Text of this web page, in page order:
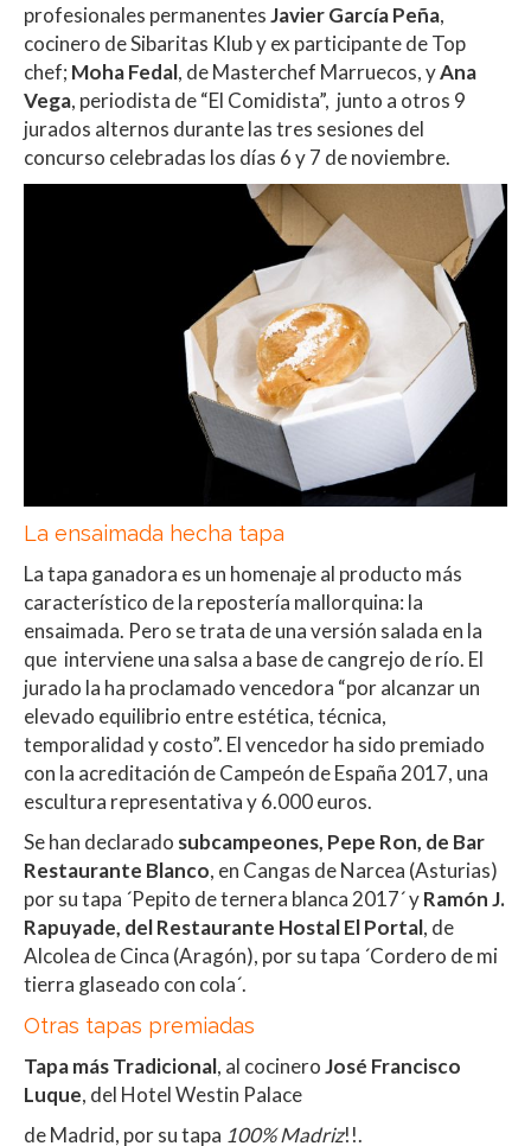
profesionales permanentesJavier García Peña,
cocinero de Sibaritas Klub y ex participante de Top
chef; Moha Fedal, de Masterchef Marruecos, yAna
Vega, periodista de “El Comidista”, junto a otros 9
jurados alternos durante las tres sesiones del
concurso celebradas los días 6 y 7 de noviembre.
La ensaimada hecha tapa
La tapa ganadora es un homenaje al producto más
característico de la repostería mallorquina: la
ensaimada. Pero se trata de una versión salada en la
que interviene una salsa a base de cangrejo de río. El
jurado la ha proclamado vencedora “por alcanzar un
elevado equilibrio entre estética, técnica,
temporalidad y costo”. El vencedor ha sido premiado
con la acreditación de Campeón de España 2017, una
escultura representativa y 6.000 euros.
Se han declarado subcampeones, Pepe Ron, de Bar
Restaurante Blanco, en Cangas de Narcea (Asturias)
por su tapa ´Pepito de ternera blanca 2017´ yRamón J.
Rapuyade, del Restaurante Hostal El Portal, de
Alcolea de Cinca (Aragón), por su tapa ´Cordero de mi
tierra glaseado con cola´.
Otras tapas premiadas
Tapa más Tradicional, al cocineroJosé Francisco
Luque, del Hotel Westin Palace
de Madrid, por su tapa 100% Madriz!!.